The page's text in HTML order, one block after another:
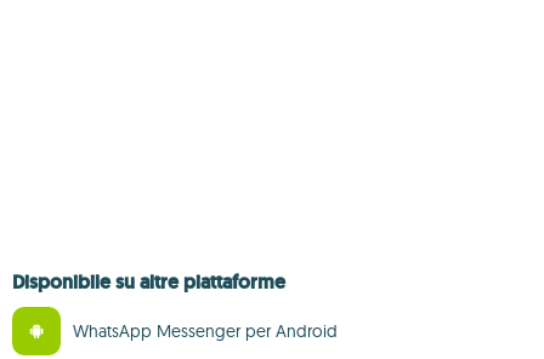
Disponibile su altre piattaforme
WhatsApp Messenger per Android